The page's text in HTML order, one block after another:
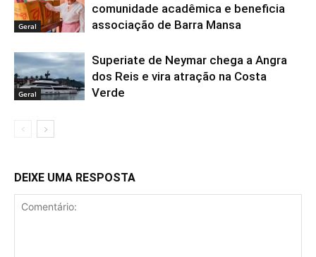
Geral
comunidade acadêmica e beneficia
associação de Barra Mansa
Geral
Superiate de Neymar chega a Angra
dos Reis e vira atração na Costa
Verde
DEIXE UMA RESPOSTA